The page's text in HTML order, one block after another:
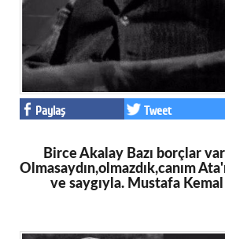
Paylaş Tweet
Birce Akalay Bazı borçlar
Olmasaydın,olmazdık,canım
ve saygıyla. Mustafa